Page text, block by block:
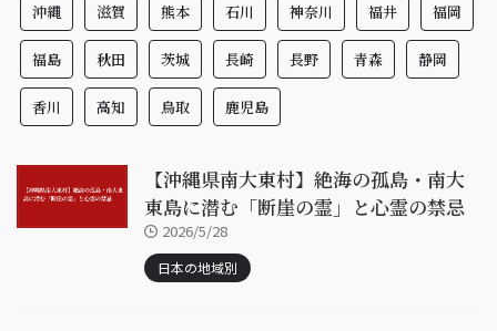
沖縄 滋賀 熊本 石川 神奈川 福井 福岡
福島 秋田 茨城 長崎 長野 青森 静岡
香川 高知 鳥取 鹿児島
【沖縄県南大東村】絶海の孤島・南大
東島に潜む「断崖の霊」と心霊の禁忌
2026/5/28
日本の地域別